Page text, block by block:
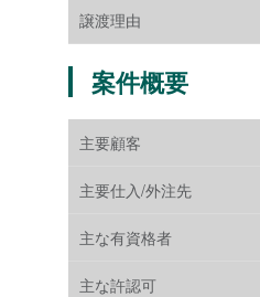
譲渡理由
案件概要
主要顧客
主要仕入/外注先
主な有資格者
主な許認可